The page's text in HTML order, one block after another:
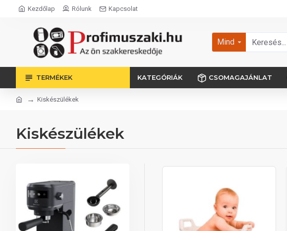
Kezdőlap Rólunk Kapcsolat
Mind
TERMÉKEK KATEGÓRIÁK CSOMAGAJÁNLAT
Kiskészülékek
Kiskészülékek